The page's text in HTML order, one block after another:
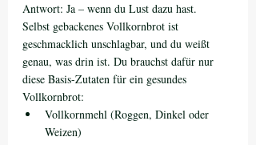
Antwort: Ja – wenn du Lust dazu hast.
Selbst gebackenes Vollkornbrot ist
geschmacklich unschlagbar, und du weißt
genau, was drin ist. Du brauchst dafür nur
diese Basis-Zutaten für ein gesundes
Vollkornbrot:
Vollkornmehl (Roggen, Dinkel oder
Weizen)